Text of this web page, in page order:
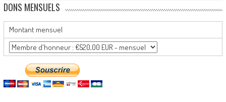
DONS MENSUELS
Montant mensuel